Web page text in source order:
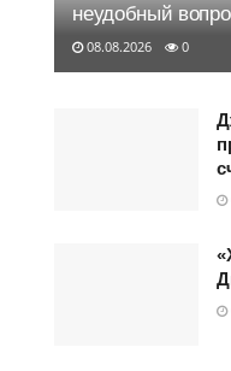
неудобный
08.08.2026 0